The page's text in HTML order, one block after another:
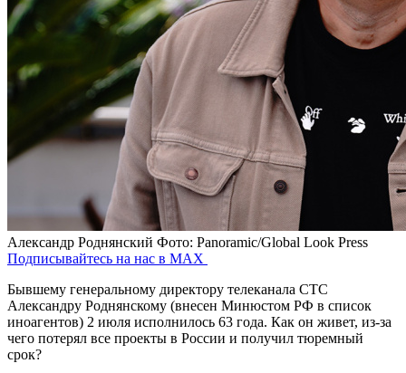
Александр Роднянский Фото: Panoramic/Global Look Press
Подписывайтесь на нас в MAX
Бывшему генеральному директору телеканала СТС
Александру Роднянскому (внесен Минюстом РФ в список
иноагентов) 2 июля исполнилось 63 года. Как он живет, из-за
чего потерял все проекты в России и получил тюремный
срок?